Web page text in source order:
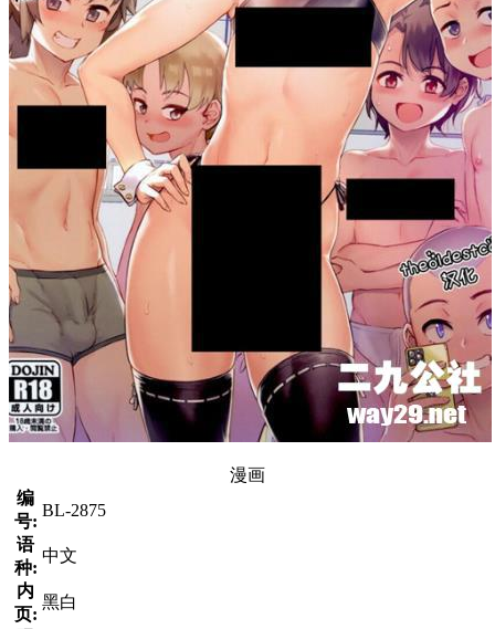
漫画
编
号:
BL-2875
语
种:
中文
内
页:
黑白